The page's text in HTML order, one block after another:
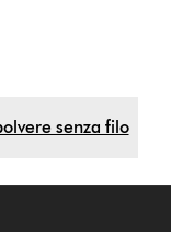
senza filo